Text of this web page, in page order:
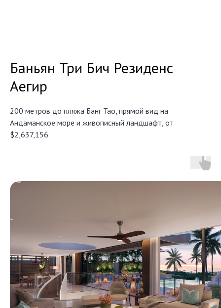
Баньян Три Бич Резиденс
Аегир
200 метров до пляжа Банг Тао, прямой вид на
Андаманское море и живописный ландшафт, от
$2,637,156